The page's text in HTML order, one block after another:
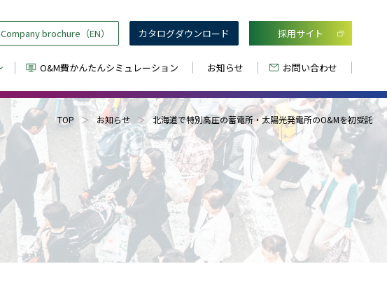
O&M費かんたんシミュレーション お知らせ お問い合わせ
Company brochure（EN） カタログダウンロード 採用サイト
TOP お知らせ 北海道で特別高圧の蓄電所・太陽光発電所のO&Mを初受託